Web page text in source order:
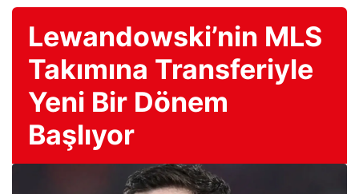
Lewandowski’nin MLS
Takımına Transferiyle
Yeni Bir Dönem
Başlıyor